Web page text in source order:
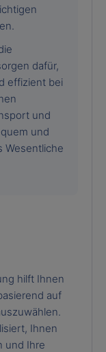
dafür,
effizient bei
und
und
Wesentliche
hilft Ihnen
auf
Ihnen
und Ihre